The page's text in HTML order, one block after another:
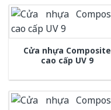
Cửa nhựa Composite
cao cấp UV 9